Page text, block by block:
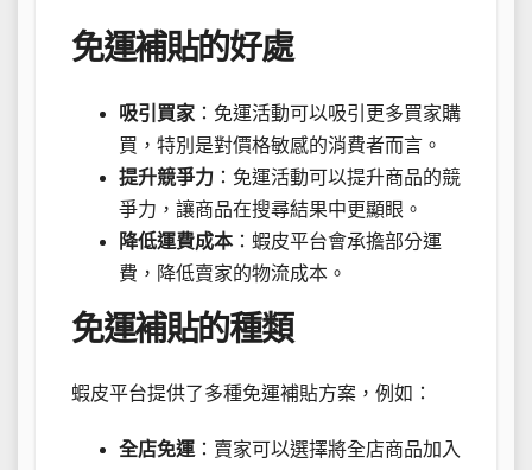
免運補貼的好處
吸引買家 ：免運活動可以吸引更多買家購
買，特別是對價格敏感的消費者而言。
提升競爭力 ：免運活動可以提升商品的競
爭力，讓商品在搜尋結果中更顯眼。
降低運費成本 ：蝦皮平台會承擔部分運
費，降低賣家的物流成本。
免運補貼的種類
蝦皮平台提供了多種免運補貼方案，例如：
全店免運 ：賣家可以選擇將全店商品加入